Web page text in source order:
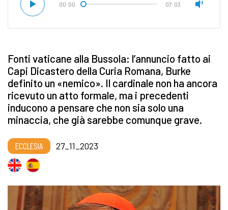
00:00 07:03
Fonti vaticane alla Bussola: l’annuncio fatto ai
Capi Dicastero della Curia Romana, Burke
definito un «nemico». Il cardinale non ha ancora
ricevuto un atto formale, ma i precedenti
inducono a pensare che non sia solo una
minaccia, che già sarebbe comunque grave.
ECCLESIA 27_11_2023